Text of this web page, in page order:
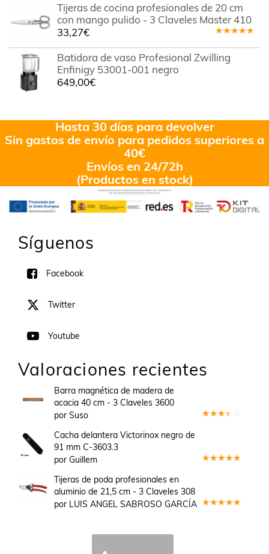
Tijeras de cocina profesionales de 20 cm
con mango pulido - 3 Claveles Master 410
en5.00de
5
33,27€
Batidora de vaso Profesional Zwilling
Enfinigy 53001-001 negro
649,00€
Hasta 30 días para devolver
Sin gastos de envío para pedidos superiores a
40€
Envíos en 24/72h
(Productos en stock)
Síguenos
Facebook
Twitter
Youtube
Valoraciones recientes
Barra magnética de madera de
acacia 40 cm - 3 Claveles 3600
por Suso
Cacha delantera Victorinox negro de
91 mm C-3603.3
por Guillem
Tijeras de poda profesionales en
aluminio de 21,5 cm - 3 Claveles 308
por LUIS ANGEL SABROSO GARCÍA